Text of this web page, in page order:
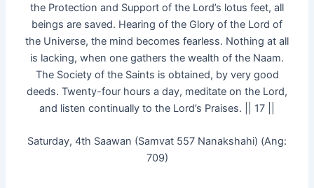
the Protection and Support of the Lord’s lotus feet, all
beings are saved. Hearing of the Glory of the Lord of
the Universe, the mind becomes fearless. Nothing at all
is lacking, when one gathers the wealth of the Naam.
The Society of the Saints is obtained, by very good
deeds. Twenty-four hours a day, meditate on the Lord,
and listen continually to the Lord’s Praises. || 17 ||
Saturday, 4th Saawan (Samvat 557 Nanakshahi) (Ang:
709)